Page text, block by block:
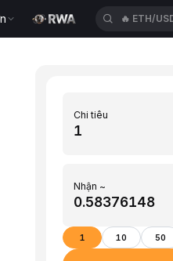
🔥
Chi tiêu
Nhận ~
1 10 50